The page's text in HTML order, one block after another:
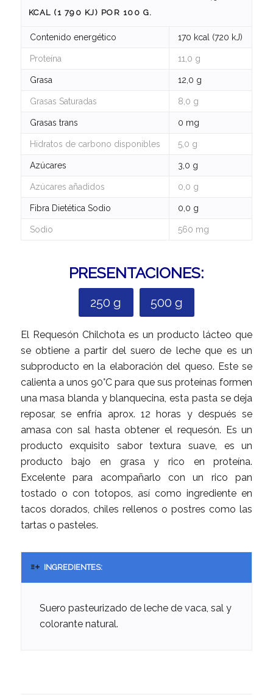
KCAL (1 790 KJ) POR 100 G.
Contenido energético 170 kcal (720 kJ)
Proteína 11,0 g
Grasa 12,0 g
Grasas Saturadas 8,0 g
Grasas trans 0 mg
Hidratos de carbono disponibles 5,0 g
Azúcares 3,0 g
Azúcares añadidos 0,0 g
Fibra Dietética Sodio 0,0 g
Sodio 560 mg
PRESENTACIONES:
250 g 500 g
El Requesón Chilchota es un producto lácteo que
se obtiene a partir del suero de leche que es un
subproducto en la elaboración del queso. Este se
calienta a unos 90°C para que sus proteínas formen
una masa blanda y blanquecina, esta pasta se deja
reposar, se enfría aprox. 12 horas y después se
amasa con sal hasta obtener el requesón. Es un
producto exquisito sabor textura suave, es un
producto bajo en grasa y rico en proteína.
Excelente para acompañarlo con un rico pan
tostado o con totopos, así como ingrediente en
tacos dorados, chiles rellenos o postres como las
tartas o pasteles.
INGREDIENTES:
Suero pasteurizado de leche de vaca, sal y
colorante natural.